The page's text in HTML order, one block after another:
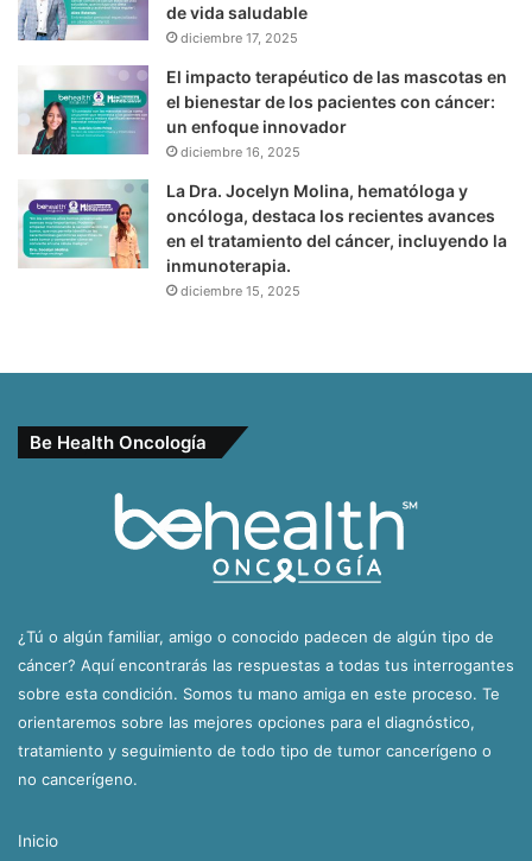
de vida saludable
diciembre 17, 2025
El impacto terapéutico de las mascotas en
el bienestar de los pacientes con cáncer:
un enfoque innovador
diciembre 16, 2025
La Dra. Jocelyn Molina, hematóloga y
oncóloga, destaca los recientes avances
en el tratamiento del cáncer, incluyendo la
inmunoterapia.
diciembre 15, 2025
Be Health Oncología
¿Tú o algún familiar, amigo o conocido padecen de algún tipo de
cáncer? Aquí encontrarás las respuestas a todas tus interrogantes
sobre esta condición. Somos tu mano amiga en este proceso. Te
orientaremos sobre las mejores opciones para el diagnóstico,
tratamiento y seguimiento de todo tipo de tumor cancerígeno o
no cancerígeno.
Inicio